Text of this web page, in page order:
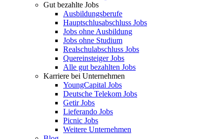
Gut bezahlte Jobs
Ausbildungsberufe
Hauptschlusabschluss Jobs
Jobs ohne Ausbildung
Jobs ohne Studium
Realschulabschluss Jobs
Quereinsteiger Jobs
Alle gut bezahlten Jobs
Karriere bei Unternehmen
YoungCapital Jobs
Deutsche Telekom Jobs
Getir Jobs
Lieferando Jobs
Picnic Jobs
Weitere Unternehmen